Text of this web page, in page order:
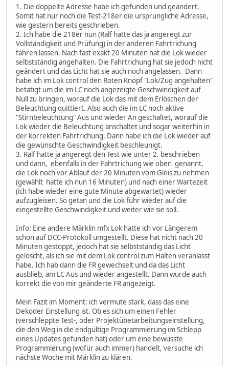
1. Die doppelte Adresse habe ich gefunden und geändert.
Somit hat nur noch die Test-218er die ursprüngliche Adresse,
wie gestern bereits geschrieben.
2. Ich habe die 218er nun (Ralf hatte das ja angeregt zur
Vollständigkeit und Prüfung) in der anderen Fahrtrichung
fahren lassen. Nach fast exakt 20 Minuten hat die Lok wieder
selbstständig angehalten. Die Fahrtrichung hat sie jedoch nicht
geändert und das Licht hat sie auch noch angelassen. Dann
habe ich im Lok control den Roten Knopf "Lok/Zug angehalten"
betätigt um die im LC noch angezeigte Geschwindigkeit auf
Null zu bringen, worauf die Lok das mit dem Erlöschen der
Beleuchtung quittiert. Also auch die im LC noch aktive
"Stirnbeleuchtung" Aus und wieder An geschaltet, worauf die
Lok wieder die Beleuchtung anschaltet und sogar weiterhin in
der korrekten Fahrtrichung. Dann habe ich die Lok wieder auf
die gewünschte Geschwindigkeit beschleunigt.
3. Ralf hatte ja angeregt den Test wie unter 2. beschrieben
und dann, ebenfalls in der Fahrtrichung wie oben genannt,
die Lok noch vor Ablauf der 20 Minuten vom Gleis zu nehmen
(gewählt hatte ich nun 16 Minuten) und nach einer Wartezeit
(ich habe wieder eine gute Minute abgewartet) wieder
aufzugleisen. So getan und die Lok fuhr wieder auf die
eingestellte Geschwindigkeit und weiter wie sie soll.
Info: Eine andere Märklin mfx Lok hatte ich vor Längerem
schon auf DCC-Protokoll umgestellt. Diese hat nicht nach 20
Minuten gestoppt, jedoch hat sie selbstständig das Licht
gelöscht, als ich sie mit dem Lok control zum Halten veranlasst
habe. Ich hab dann die FR gewechselt und da das Licht
ausblieb, am LC Aus und wieder angestellt. Dann wurde auch
korrekt die von mir geänderte FR angezeigt.
Mein Fazit im Moment: ich vermute stark, dass das eine
Dekoder Einstellung ist. Ob es sich um einen Fehler
(verschleppte Test-, oder Projektübetarbeitungseinstellung,
die den Weg in die endgültige Programmierung im Schlepp
eines Updates gefunden hat) oder um eine bewusste
Programmierung (wofür auch immer) handelt, versuche ich
nächste Woche mit Märklin zu klären.